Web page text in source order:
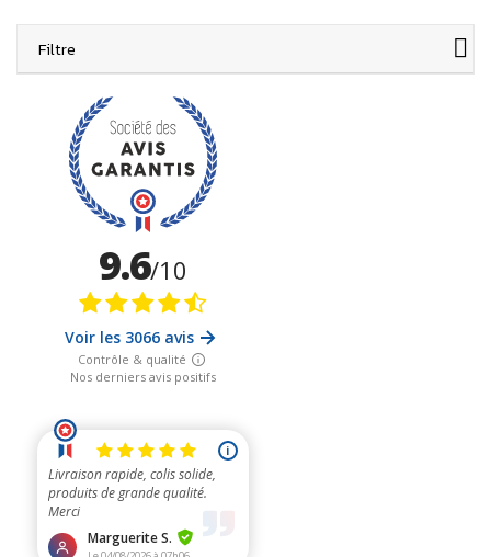
personnes travaillent, leurs usages se sont complétés grâce à la
possibilité d'adaptateurs divers.
adaptateurs deux outrois pôles
s'utiliser ces câbles de remplacement pour les
alimentations des ordinateurs portables
télévisions, l es chaînes hifi
et tout type d'équipements de ce type
Les cordons blindés existent aussi ouverts à un bout pour
pouvoir remplacer des cordons d'origine par ces cordons
blindés, le tout par des personnes compétentes et conscientes
des méthodes à utiliser pour le faire sans risques électriques. Il
d'alimentation d'une table électrique de massage par exemple,
ou d'un lit médicalisé, même si de manière plus simple un câble
aimanté de mise à la terre permet déjà de réduire une bonne
partie de la problématique.
Filtre